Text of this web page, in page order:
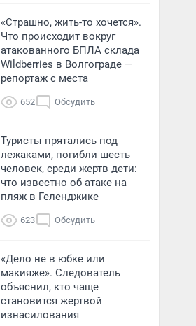
«Страшно, жить-то хочется».
Что происходит вокруг
атакованного БПЛА склада
Wildberries в Волгограде —
репортаж с места
652 Обсудить
Туристы прятались под
лежаками, погибли шесть
человек, среди жертв дети:
что известно об атаке на
пляж в Геленджике
623 Обсудить
«Дело не в юбке или
макияже». Следователь
объяснил, кто чаще
становится жертвой
изнасилования